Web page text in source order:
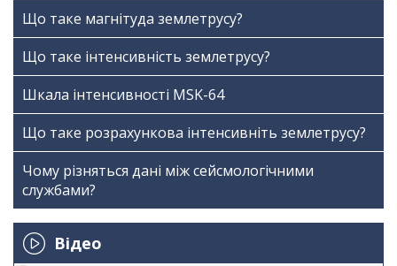
Що таке магнітуда землетрусу?
Що таке інтенсивність землетрусу?
Шкала інтенсивності МSK-64
Що таке розрахункова інтенсивніть землетрусу?
Чому різняться дані між сейсмологічними
службами?
Відео